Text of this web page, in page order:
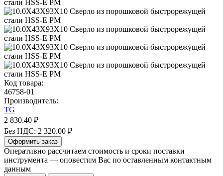
Код товара:
46758-01
Производитель:
TG
2 830.40 ₽
Без НДС: 2 320.00 ₽
Оформить заказ
Оперативно рассчитаем стоимость и сроки поставки
инструмента — оповестим Вас по оставленным контактным
данным